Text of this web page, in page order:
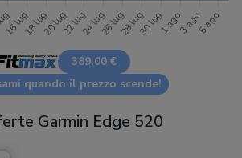
389,00 €
quando il prezzo scende!
Garmin Edge 520